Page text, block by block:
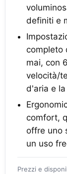
definiti e
completo
mai, con
velocità/
d'aria e
comfort,
offre uno
un uso
Prezzi e